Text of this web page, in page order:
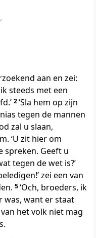
aan en zei:
steeds met een
2‘Sla hem op zijn
tegen de mannen
zal u slaan,
‘U zit hier om
spreken. Geeft u
tegen de wet is?’
zei een van
5‘Och, broeders, ik
was, want er staat
het volk niet mag